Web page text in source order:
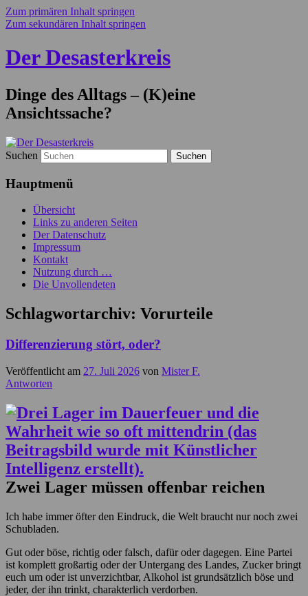
Zum primären Inhalt springen
Zum sekundären Inhalt springen
Der Desasterkreis
Dinge des Alltags – (K)eine
Ansichtssache?
Suchen
Hauptmenü
Übersicht
Links zu anderen Seiten
Der Datenschutz
Impressum
Kontakt
Nutzung durch …
Die Unvollendeten
Schlagwortarchiv: Vorurteile
Differenzierung stört, oder?
Veröffentlicht am 27. Juli 2026 von Mister F.
Antworten
Zwei Lager müssen offenbar reichen
Ich habe immer öfter den Eindruck, die Welt braucht nur noch zwei
Schubladen.
Gut oder böse, richtig oder falsch, dafür oder dagegen. Eine Partei
ist komplett großartig oder der Untergang des Landes, Zucker bringt
euch um oder ist unverzichtbar, Alkohol ist grundsätzlich böse und
jeder, der ihn trinkt, charakterlich verdorben.